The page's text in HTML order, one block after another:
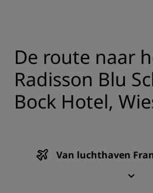
De route naar
Radisson Blu
Bock Hotel,
Van luchthaven